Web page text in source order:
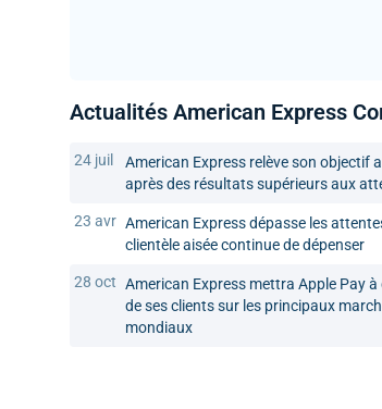
Actualités American Express
24 juil
American Express relève son objectif
après des résultats supérieurs aux
23 avr American Express dépasse les
clientèle aisée continue de dépenser
28 oct American Express mettra Apple Pay
de ses clients sur les principaux
mondiaux